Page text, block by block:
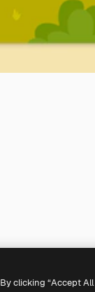
By clicking “Accept